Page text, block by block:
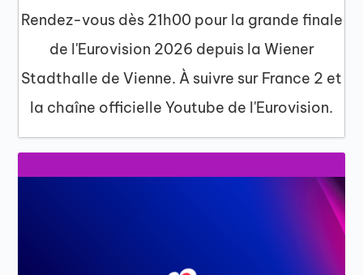
Rendez-vous dès 21h00 pour la grande finale
de l'Eurovision 2026 depuis la Wiener
Stadthalle de Vienne. À suivre sur France 2 et
la chaîne officielle Youtube de l'Eurovision.